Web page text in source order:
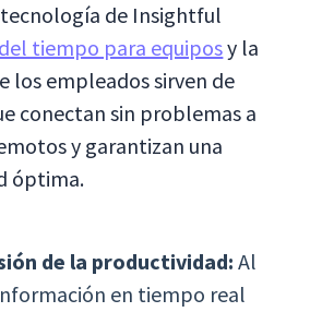
de Insightful
tiempo para equiposy la
los empleados sirven de
conectan sin problemas a
y garantizan una
óptima.
de la productividad: Al
en tiempo real